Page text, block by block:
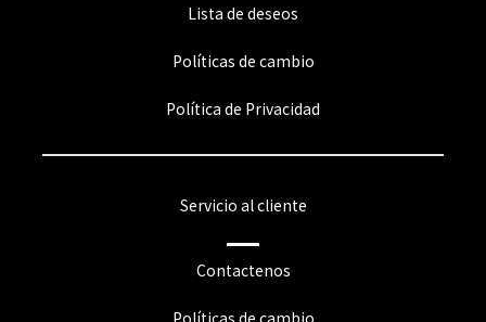
Lista de deseos
Políticas de cambio
Política de Privacidad
Servicio al cliente
Contactenos
Políticas de cambio